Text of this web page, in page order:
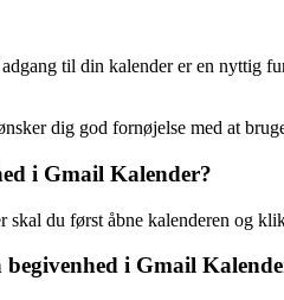
til din kalender er en nyttig
dig god fornøjelse med at
i Gmail Kalender?
du først åbne kalenderen og
i Gmail